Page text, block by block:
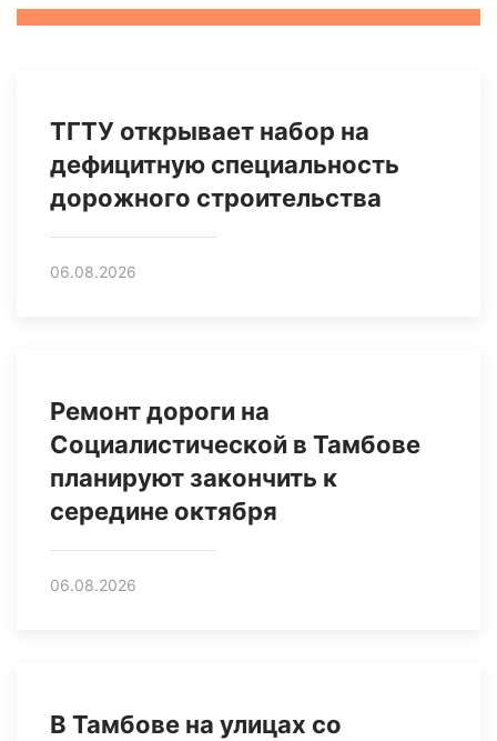
ТГТУ открывает набор на
дефицитную специальность
дорожного строительства
06.08.2026
Ремонт дороги на
Социалистической в Тамбове
планируют закончить к
середине октября
06.08.2026
В Тамбове на улицах со